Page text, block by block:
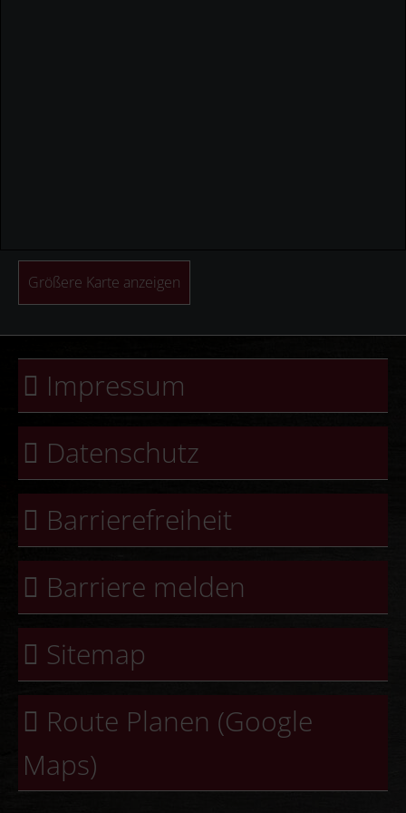
Größere Karte anzeigen
Impressum
Datenschutz
Barrierefreiheit
Barriere melden
Sitemap
Route Planen (Google
Maps)